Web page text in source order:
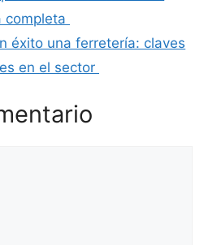
completa
éxito una ferretería: claves
en el sector